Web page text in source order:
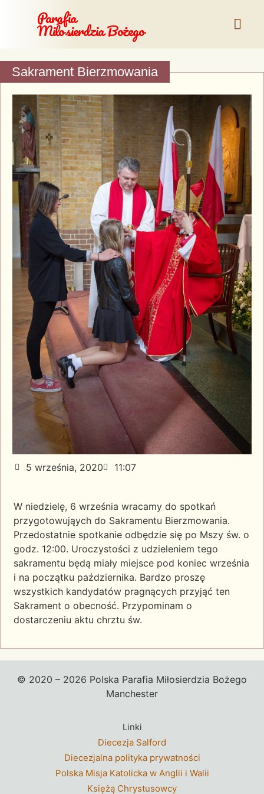
Parafia
Miłosierdzia Bożego
Sakrament Bierzmowania
5 września, 2020 11:07
W niedzielę, 6 września wracamy do spotkań
przygotowująych do Sakramentu Bierzmowania.
Przedostatnie spotkanie odbędzie się po Mszy św. o
godz. 12:00. Uroczystości z udzieleniem tego
sakramentu będą miały miejsce pod koniec września
i na początku października. Bardzo proszę
wszystkich kandydatów pragnących przyjąć ten
Sakrament o obecność. Przypominam o
dostarczeniu aktu chrztu św.
© 2020 – 2026 Polska Parafia Miłosierdzia Bożego
Manchester
Linki
Diecezja Salford
Diecezjalna polityka prywatności
Polska Misja Katolicka w Anglii i Walii
Księżą Chrystusowcy